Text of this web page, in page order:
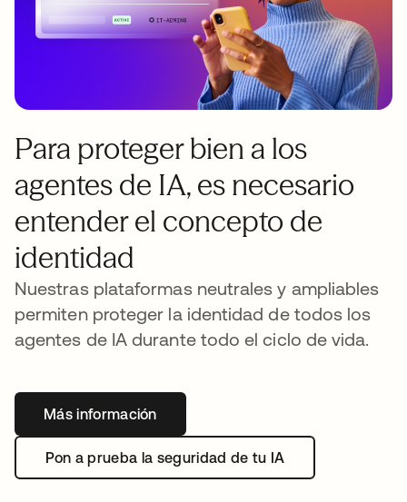
Para proteger bien a los
agentes de IA, es necesario
entender el concepto de
identidad
Nuestras plataformas neutrales y ampliables
permiten proteger la identidad de todos los
agentes de IA durante todo el ciclo de vida.
Más información
Pon a prueba la seguridad de tu IA